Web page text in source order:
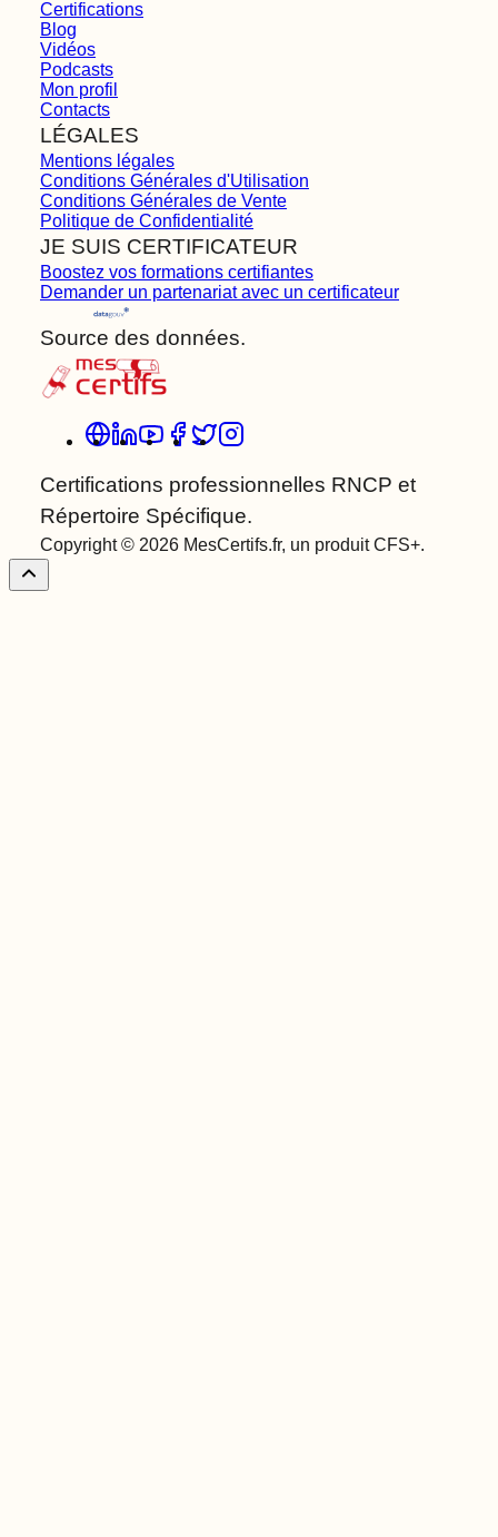
Certifications
Blog
Vidéos
Podcasts
Mon profil
Contacts
LÉGALES
Mentions légales
Conditions Générales d'Utilisation
Conditions Générales de Vente
Politique de Confidentialité
JE SUIS CERTIFICATEUR
Boostez vos formations certifiantes
Demander un partenariat avec un certificateur
Source des données.
Certifications professionnelles RNCP et
Répertoire Spécifique.
Copyright © 2026 MesCertifs.fr, un produit CFS+.